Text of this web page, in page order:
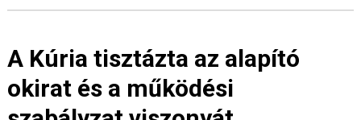
A Kúria tisztázta az alapító
okirat és a működési